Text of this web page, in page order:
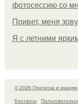
фотосессию со
Привет, меня
Я с летними
© 2026 Прическа и макияж
Контакты